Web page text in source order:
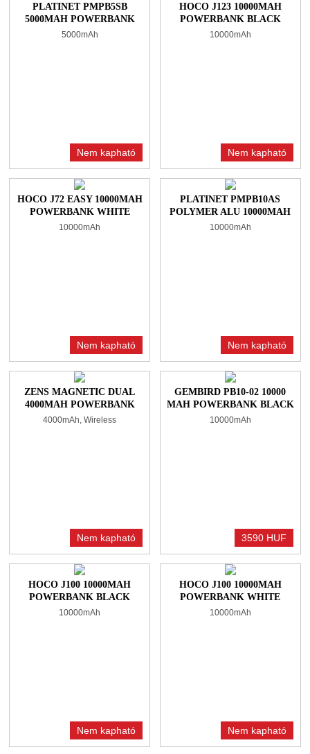
PLATINET PMPB5SB
5000MAH POWERBANK
BLACK
5000mAh
Nem kapható
HOCO J123 10000MAH
POWERBANK BLACK
10000mAh
Nem kapható
HOCO J72 EASY 10000MAH
POWERBANK WHITE
10000mAh
Nem kapható
PLATINET PMPB10AS
POLYMER ALU 10000MAH
POWERBANK SILVER
10000mAh
Nem kapható
ZENS MAGNETIC DUAL
4000MAH POWERBANK
BLACK WITH STAND
4000mAh, Wireless
Nem kapható
GEMBIRD PB10-02 10000
MAH POWERBANK BLACK
10000mAh
3590 HUF
HOCO J100 10000MAH
POWERBANK BLACK
10000mAh
Nem kapható
HOCO J100 10000MAH
POWERBANK WHITE
10000mAh
Nem kapható